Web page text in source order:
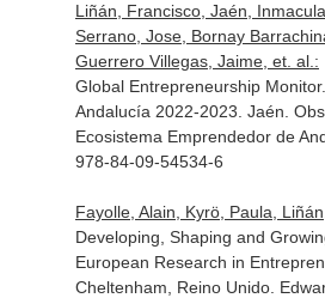
Liñán, Francisco, Jaén,
Serrano, Jose, Bornay
Guerrero Villegas, Jaime, et. al.:
Global Entrepreneurship
Andalucía 2022-2023. Jaén.
Ecosistema Emprendedor de
978-84-09-54534-6
Fayolle, Alain, Kyrö, Paula,
Developing, Shaping and
European Research in
Cheltenham, Reino Unido.